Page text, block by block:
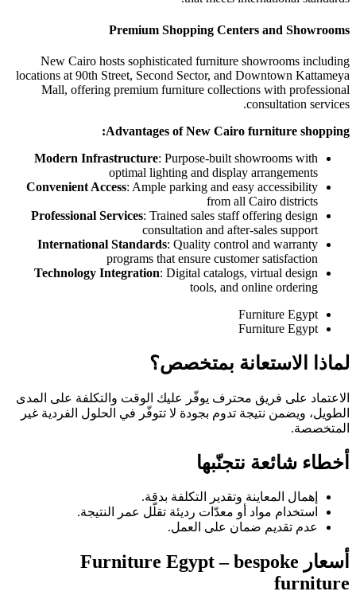
Premium Shopping Centers and Showrooms
New Cairo hosts sophisticated furniture showrooms including
locations at 90th Street, Second Sector, and Downtown Kattameya
Mall, offering premium furniture collections with professional
consultation services.
Advantages of New Cairo furniture shopping:
Modern Infrastructure: Purpose-built showrooms with
optimal lighting and display arrangements
Convenient Access: Ample parking and easy accessibility
from all Cairo districts
Professional Services: Trained sales staff offering design
consultation and after-sales support
International Standards: Quality control and warranty
programs that ensure customer satisfaction
Technology Integration: Digital catalogs, virtual design
tools, and online ordering
Furniture Egypt
Furniture Egypt
لماذا الاستعانة بمتخصص؟
الاعتماد على فريق محترف يوفّر عليك الوقت والتكلفة على المدى
الطويل، ويضمن نتيجة تدوم بجودة لا تتوفّر في الحلول الفردية غير
المتخصصة.
أخطاء شائعة نتجنّبها
إهمال المعاينة وتقدير التكلفة بدقة.
استخدام مواد أو معدّات رديئة تقلّل عمر النتيجة.
عدم تقديم ضمان على العمل.
أسعار Furniture Egypt – bespoke
furniture